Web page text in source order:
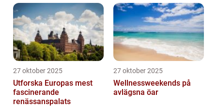
27 oktober 2025
Utforska Europas mest
fascinerande
renässanspalats
27 oktober 2025
Wellnessweekends på
avlägsna öar